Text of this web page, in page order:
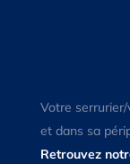
Votre
et dans sa
Retrouvez